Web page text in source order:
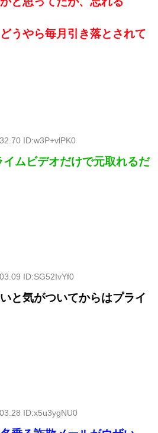
うやら毎月引き落とされて
ID:w3P+vlPK0
ムビデオだけで元取れるだ
ID:SG52IvYf0
と気がついてからはプライ
ID:x5u3ygNU0